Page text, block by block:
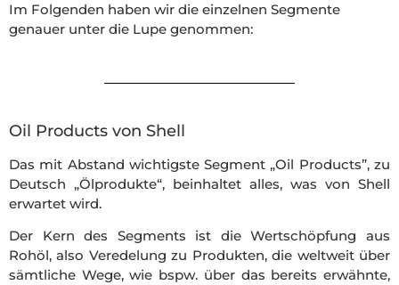
Im Folgenden haben wir die einzelnen Segmente
genauer unter die Lupe genommen:
Oil Products von Shell
Das mit Abstand wichtigste Segment „Oil Products”, zu
Deutsch „Ölprodukte“, beinhaltet alles, was von Shell
erwartet wird.
Der Kern des Segments ist die Wertschöpfung aus
Rohöl, also Veredelung zu Produkten, die weltweit über
sämtliche Wege, wie bspw. über das bereits erwähnte,